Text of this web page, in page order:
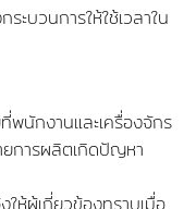
บวนการให้ใช้เวลาใน
นักงานและเครื่องจักร
ยการผลิตเกิดปัญหา